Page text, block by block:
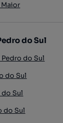
do Sul
do Sul
do Sul
do Sul
do Sul